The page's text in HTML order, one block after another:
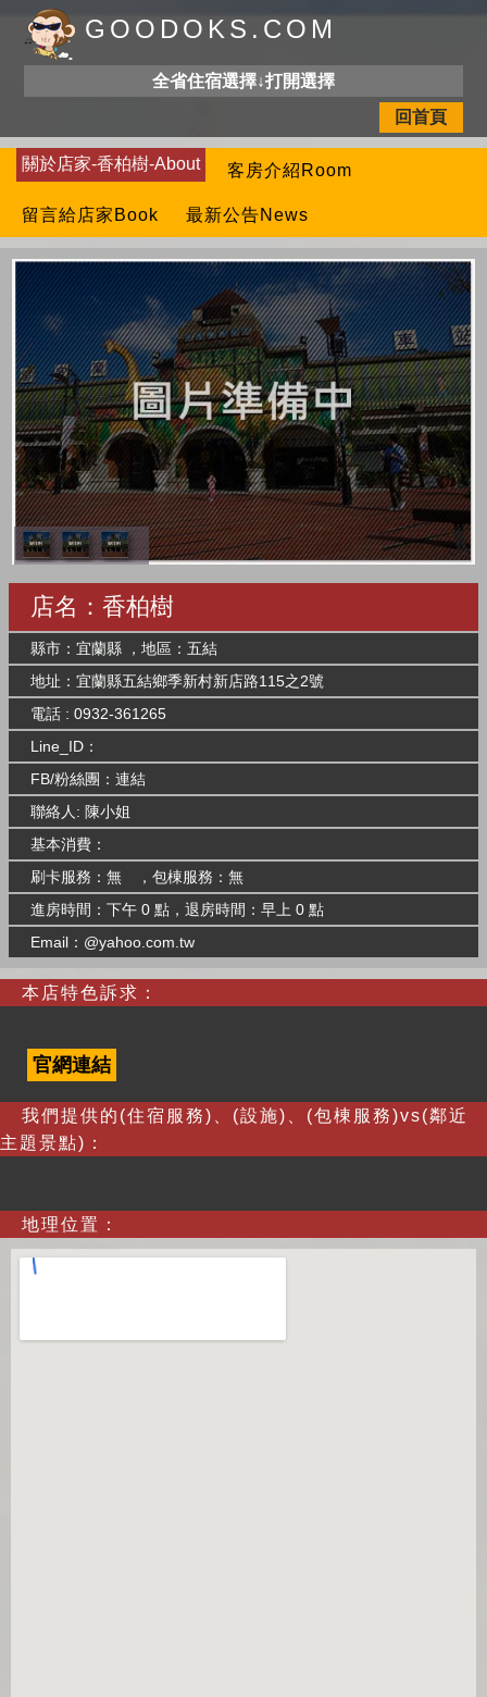
GOODOKS.COM
全省住宿選擇↓打開選擇
回首頁
關於店家-香柏樹-About 客房介紹Room
留言給店家Book 最新公告News
店名：香柏樹
縣市：宜蘭縣 ，地區：五結
地址：宜蘭縣五結鄉季新村新店路115之2號
電話 : 0932-361265
Line_ID：
FB/粉絲團： 連結
聯絡人: 陳小姐
基本消費：
刷卡服務：無 ，包棟服務：無
進房時間：下午 0 點，退房時間：早上 0 點
Email：@yahoo.com.tw
本店特色訴求：
官網連結
我們提供的(住宿服務)、(設施)、(包棟服務)vs(鄰近
主題景點)：
地理位置：